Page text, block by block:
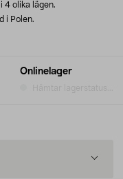
Onlinelager
4 olika lägen.
i Polen.